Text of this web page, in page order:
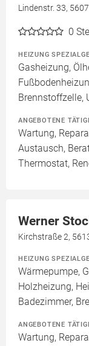
Lindenstr. 33,
0
HEIZUNG
Gasheizung,
Brennstoffzelle,
ANGEBOTENE
Wartung,
Austausch,
Thermostat,
Werner
Kirchstraße 2,
HEIZUNG
Wärmepumpe,
Holzheizung,
Badezimmer,
ANGEBOTENE
Wartung,